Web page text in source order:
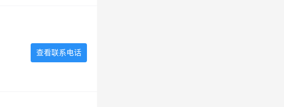
查看联系电话